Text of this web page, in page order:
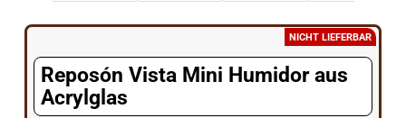
NICHT LIEFERBAR
Reposón Vista Mini Humidor aus
Acrylglas